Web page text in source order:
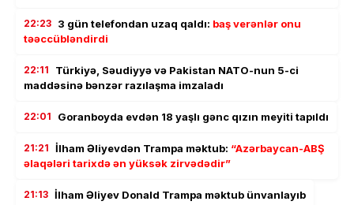
22:23 3 gün telefondan uzaq qaldı: baş verənlər onu
təəccübləndirdi
22:11
Türkiyə, Səudiyyə və Pakistan NATO-nun 5-ci
maddəsinə bənzər razılaşma imzaladı
22:01 Goranboyda evdən 18 yaşlı gənc qızın meyiti tapıldı
21:21 İlham Əliyevdən Trampa məktub: “Azərbaycan-ABŞ
əlaqələri tarixdə ən yüksək zirvədədir”
21:13 İlham Əliyev Donald Trampa məktub ünvanlayıb